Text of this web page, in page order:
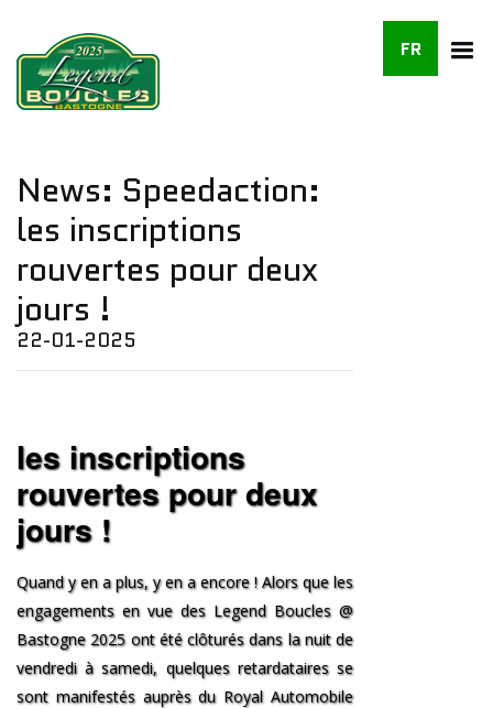
FR
News: Speedaction:
les inscriptions
rouvertes pour deux
jours !
22-01-2025
les inscriptions
rouvertes pour deux
jours !
Quand y en a plus, y en a encore ! Alors que les
engagements en vue des Legend Boucles @
Bastogne 2025 ont été clôturés dans la nuit de
vendredi à samedi, quelques retardataires se
sont manifestés auprès du Royal Automobile